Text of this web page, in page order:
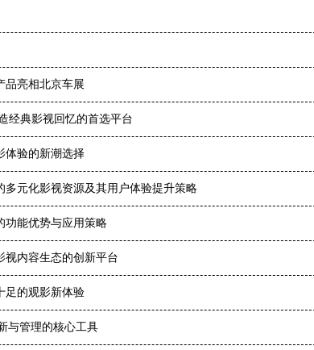
品亮相北京车展
经典影视回忆的首选平台
体验的新潮选择
多元化影视资源及其用户体验提升策略
功能优势与应用策略
视内容生态的创新平台
足的观影新体验
与管理的核心工具